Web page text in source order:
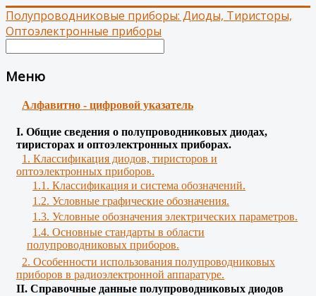
Полупроводниковые приборы: Диоды, Тиристоры,
Оптоэлектронные приборы
Меню
Алфавитно - цифровой указатель
І. Общие сведения о полупроводниковых диодах,
тиристорах и оптоэлектронных приборах.
1. Классификация диодов, тиристоров и
оптоэлектронных приборов.
1.1. Классификация и система обозначений.
1.2. Условные графические обозначения.
1.3. Условные обозначения электрических параметров.
1.4. Основные стандарты в области
полупроводниковых приборов.
2. Особенности использования полупроводниковых
приборов в радиоэлектронной аппаратуре.
II. Справочные данные полупроводниковых диодов